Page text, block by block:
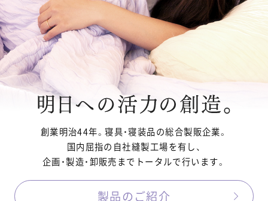
創業明治44年。寝具・寝装品の総合製販企業。
国内屈指の自社縫製工場を有し、
企画・製造・卸販売までトータルで行います。
製品のご紹介